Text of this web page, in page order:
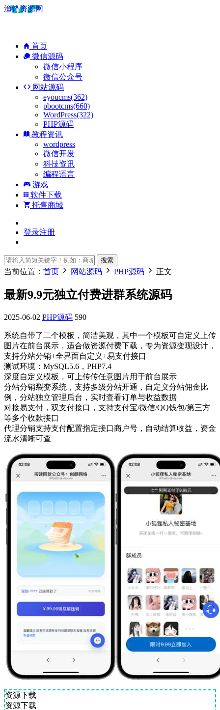
渔锋资源网
首页
微信源码
微信小程序
微信公众号
网站源码
eyoucms(362)
pbootcms(660)
WordPress(322)
PHP源码
教程资讯
wordpress
微信开发
科技资讯
编程语言
游戏
软件下载
托售商城
登录注册
搜索
当前位置： 首页 网站源码 PHP源码 正文
最新9.9元独立付费进群系统源码
2025-06-02 PHP源码 590
系统自带了二个模板，简洁美观，其中一个模板可自定义上传
图片在前台展示，适合做资源付费下载，专为资源变现设计，
支持分站分销+全界面自定义+易支付接口
测试环境：MySQL5.6，PHP7.4
​深度自定义模板​​，可上传传任意图片用于前台展示
​​分站分销裂变系统​​，支持多级分站开通，自定义分站佣金比
例，分站独立管理后台，实时查看订单与收益数据
​​对接易支付，双支付接口，支持支付宝/微信/QQ钱包/第三方
等多个收款接口
代理分销支持支付配置指定接口商户号，自动结算收益，资金
流水清晰可查
资源下载
资源下载